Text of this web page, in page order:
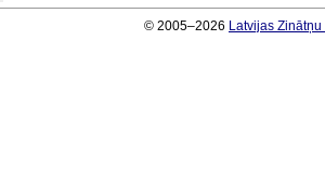
© 2005–2026 Latvijas